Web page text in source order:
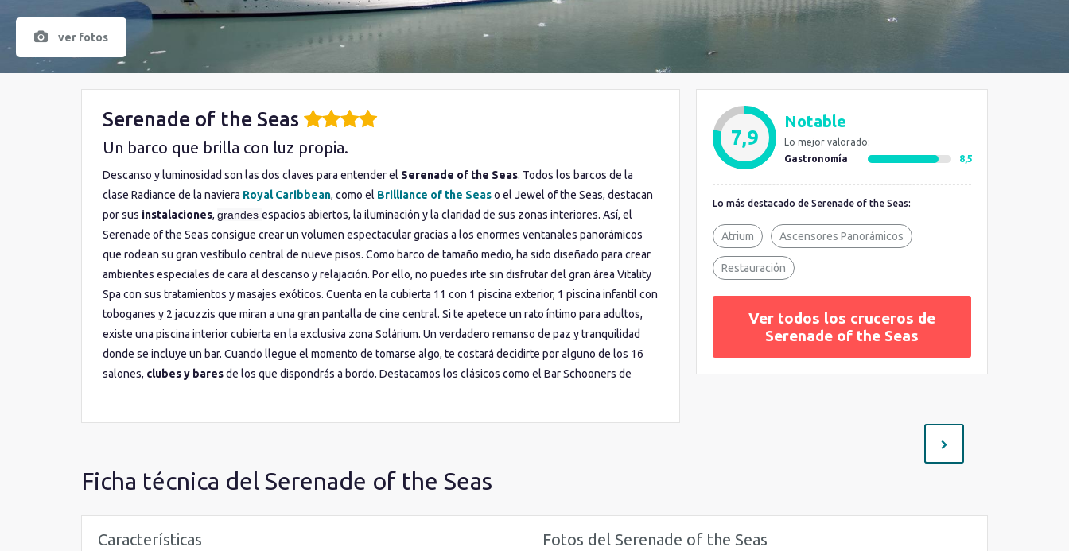
ver fotos
Serenade of the Seas
Un barco que brilla con luz propia.
Descanso y luminosidad son las dos claves para entender el Serenade of the Seas. Todos los barcos de la
clase Radiance de la naviera Royal Caribbean, como el Brilliance of the Seaso el Jewel of the Seas, destacan
por sus instalaciones, grandes espacios abiertos, la iluminación y la claridad de sus zonas interiores. Así, el
Serenade of the Seas consigue crear un volumen espectacular gracias a los enormes ventanales panorámicos
que rodean su gran vestíbulo central de nueve pisos. Como barco de tamaño medio, ha sido diseñado para crear
ambientes especiales de cara al descanso y relajación. Por ello, no puedes irte sin disfrutar del gran área Vitality
Spa con sus tratamientos y masajes exóticos. Cuenta en la cubierta 11 con 1 piscina exterior, 1 piscina infantil con
toboganes y 2 jacuzzis que miran a una gran pantalla de cine central. Si te apetece un rato íntimo para adultos,
existe una piscina interior cubierta en la exclusiva zona Solárium. Un verdadero remanso de paz y tranquilidad
donde se incluye un bar. Cuando llegue el momento de tomarse algo, te costará decidirte por alguno de los 16
salones, clubes y baresde los que dispondrás a bordo. Destacamos los clásicos como el Bar Schooners de
7,9
Notable
Lo mejor valorado:
Gastronomía
8,5
Lo más destacado de Serenade of the Seas:
Atrium Ascensores Panorámicos
Restauración
Ver todos los cruceros de
Serenade of the Seas
Ficha técnica del Serenade of the Seas
Características Fotos del Serenade of the Seas